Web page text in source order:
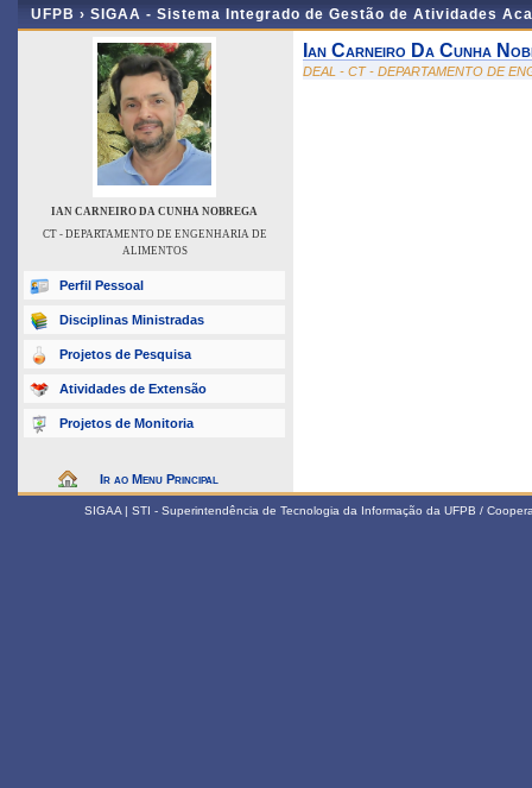
UFPB › SIGAA - Sistema Integrado de Gestão de Atividades
IAN CARNEIRO DA CUNHA NOBREGA
CT - DEPARTAMENTO DE ENGENHARIA DE
ALIMENTOS
Perfil Pessoal
Disciplinas Ministradas
Projetos de Pesquisa
Atividades de Extensão
Projetos de Monitoria
Ir ao Menu Principal
Ian Carneiro Da Cunha
DEAL - CT - DEPARTAMENTO DE
SIGAA | STI - Superintendência de Tecnologia da Informação da UFPB /